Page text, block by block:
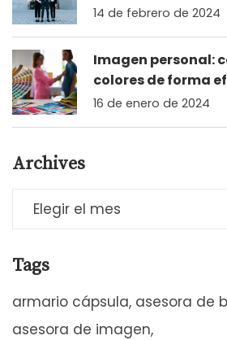
14 de febrero de 2024
Imagen personal:
colores de forma
16 de enero de 2024
Archives
Tags
armario cápsula asesora de
asesora de imagen